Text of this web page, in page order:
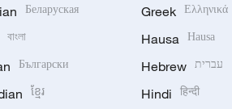
Беларуская
বাংলা
Български
ខ្មែរ
Greek Ελληνικά
Hausa Hausa
Hebrew עברית
Hindi हिन्दी